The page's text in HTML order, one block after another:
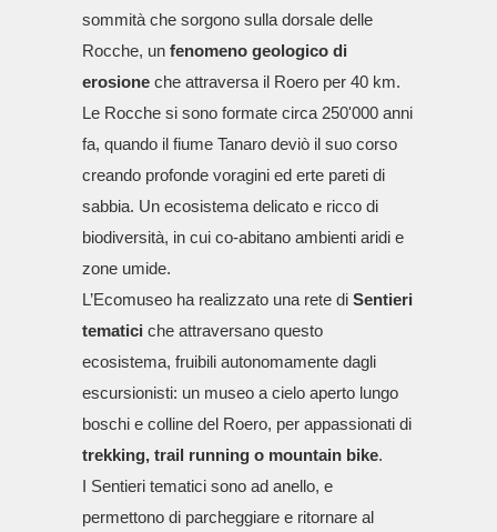
sommità che sorgono sulla dorsale delle
Rocche, un fenomeno geologico di
erosione che attraversa il Roero per 40 km.
Le Rocche si sono formate circa 250'000 anni
fa, quando il fiume Tanaro deviò il suo corso
creando profonde voragini ed erte pareti di
sabbia. Un ecosistema delicato e ricco di
biodiversità, in cui co-abitano ambienti aridi e
zone umide.
L’Ecomuseo ha realizzato una rete di Sentieri
tematici che attraversano questo
ecosistema, fruibili autonomamente dagli
escursionisti: un museo a cielo aperto lungo
boschi e colline del Roero, per appassionati di
trekking, trail running o mountain bike.
I Sentieri tematici sono ad anello, e
permettono di parcheggiare e ritornare al